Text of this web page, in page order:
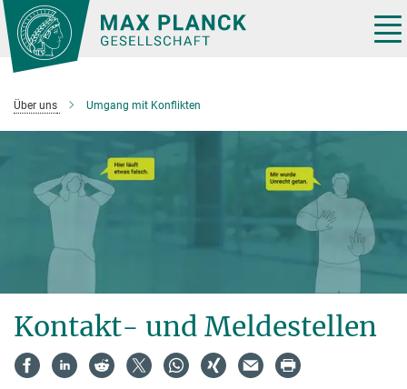
Hauptinhalt
Über uns Umgang mit Konflikten
Kontakt- und Meldestellen